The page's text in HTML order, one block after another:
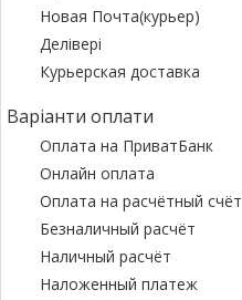
Новая Почта(курьер)
Делівері
Курьерская доставка
Варіанти оплати
Оплата на ПриватБанк
Онлайн оплата
Оплата на расчётный счёт
Безналичный расчёт
Наличный расчёт
Наложенный платеж